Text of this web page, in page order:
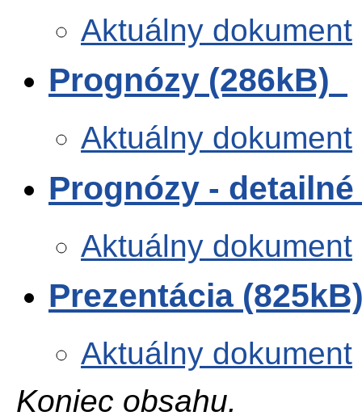
Aktuálny dokument
Prognózy (286kB)
Aktuálny dokument
Prognózy -
Aktuálny dokument
Prezentácia
Aktuálny dokument
Koniec obsahu.